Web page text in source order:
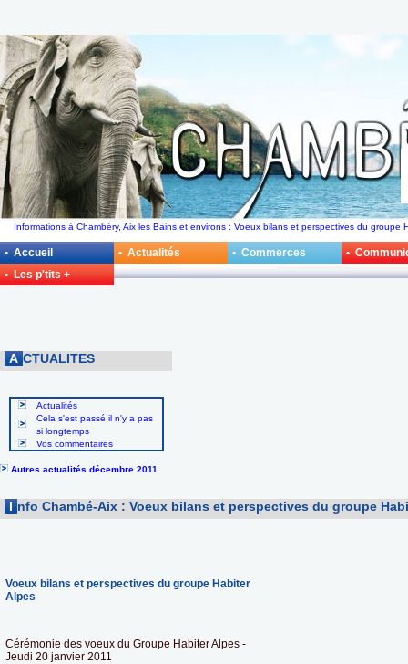
Informations à Chambéry, Aix les Bains et environs : Voeux bilans et perspectives du groupe
A CTUALITES
Actualités
Cela s'est passé il n'y a pas
si longtemps
Vos commentaires
Autres actualités décembre 2011
I nfo Chambé-Aix : Voeux bilans et perspectives du groupe
Voeux bilans et perspectives du groupe Habiter
Alpes
Cérémonie des voeux du Groupe Habiter Alpes -
Jeudi 20 janvier 2011
• Accueil • Actualités • Commerces
•
• Les p'tits +